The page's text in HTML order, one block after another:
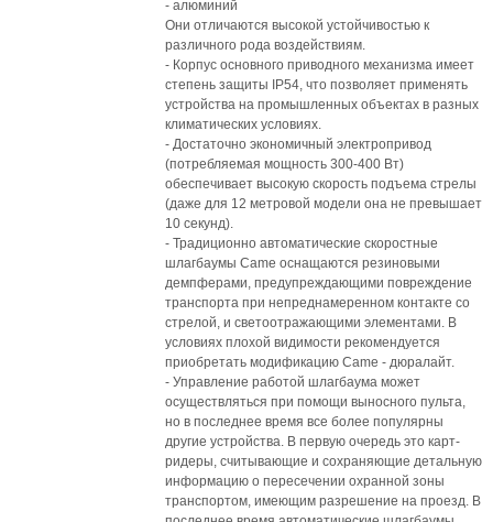
- алюминий
Они отличаются высокой устойчивостью к
различного рода воздействиям.
- Корпус основного приводного механизма имеет
степень защиты IP54, что позволяет применять
устройства на промышленных объектах в разных
климатических условиях.
- Достаточно экономичный электропривод
(потребляемая мощность 300-400 Вт)
обеспечивает высокую скорость подъема стрелы
(даже для 12 метровой модели она не превышает
10 секунд).
- Традиционно автоматические скоростные
шлагбаумы Came оснащаются резиновыми
демпферами, предупреждающими повреждение
транспорта при непреднамеренном контакте со
стрелой, и светоотражающими элементами. В
условиях плохой видимости рекомендуется
приобретать модификацию Came - дюралайт.
- Управление работой шлагбаума может
осуществляться при помощи выносного пульта,
но в последнее время все более популярны
другие устройства. В первую очередь это карт-
ридеры, считывающие и сохраняющие детальную
информацию о пересечении охранной зоны
транспортом, имеющим разрешение на проезд. В